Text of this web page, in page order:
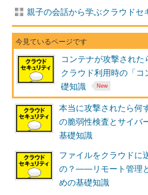
親子の会話から学ぶクラウドセ
コンテナが攻撃され
クラウド利用時の「
礎知識
本当に攻撃されたら
の脆弱性検査とサイバ
基礎知識
ファイルをクラウドに
の？――リモート管理
めの基礎知識